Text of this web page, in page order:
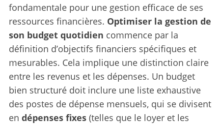
fondamentale pour une gestion efficace de ses
ressources financières. Optimiser la gestion de
son budget quotidien commence par la
définition d’objectifs financiers spécifiques et
mesurables. Cela implique une distinction claire
entre les revenus et les dépenses. Un budget
bien structuré doit inclure une liste exhaustive
des postes de dépense mensuels, qui se divisent
en dépenses fixes(telles que le loyer et les